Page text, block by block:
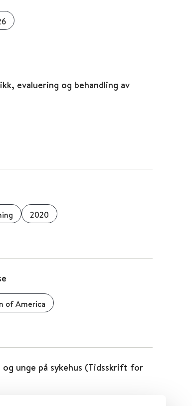
evaluering og behandling av
2020
of America
unge på sykehus (Tidsskrift for